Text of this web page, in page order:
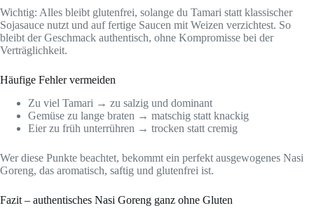
Wichtig: Alles bleibt glutenfrei, solange du Tamari statt klassischer
Sojasauce nutzt und auf fertige Saucen mit Weizen verzichtest. So
bleibt der Geschmack authentisch, ohne Kompromisse bei der
Verträglichkeit.
Häufige Fehler vermeiden
Zu viel Tamari → zu salzig und dominant
Gemüse zu lange braten → matschig statt knackig
Eier zu früh unterrühren → trocken statt cremig
Wer diese Punkte beachtet, bekommt ein perfekt ausgewogenes Nasi
Goreng, das aromatisch, saftig und glutenfrei ist.
Fazit – authentisches Nasi Goreng ganz ohne Gluten